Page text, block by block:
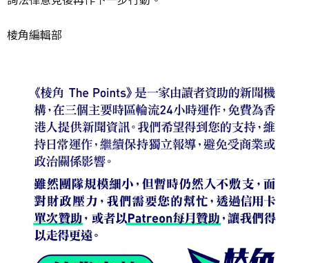
棱角編輯部